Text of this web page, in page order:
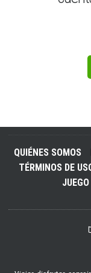
QUIÉNES SOMOS
TÉRMINOS DE